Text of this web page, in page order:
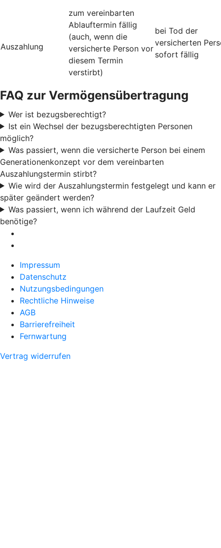
Auszahlung
zum vereinbarten
Ablauftermin fällig
(auch, wenn die
versicherte Person vor
diesem Termin
verstirbt)
bei Tod der
versicherten
sofort fällig
FAQ zur Vermögensübertragung
Wer ist bezugsberechtigt?
Ist ein Wechsel der bezugsberechtigten Personen
möglich?
Was passiert, wenn die versicherte Person bei einem
Generationenkonzept vor dem vereinbarten
Auszahlungstermin stirbt?
Wie wird der Auszahlungstermin festgelegt und kann er
später geändert werden?
Was passiert, wenn ich während der Laufzeit Geld
benötige?
Impressum
Datenschutz
Nutzungsbedingungen
Rechtliche Hinweise
AGB
Barrierefreiheit
Fernwartung
Vertrag widerrufen